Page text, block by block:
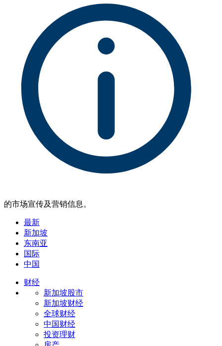
的市场宣传及营销信息。
最新
新加坡
东南亚
国际
中国
财经
新加坡股市
新加坡财经
全球财经
中国财经
投资理财